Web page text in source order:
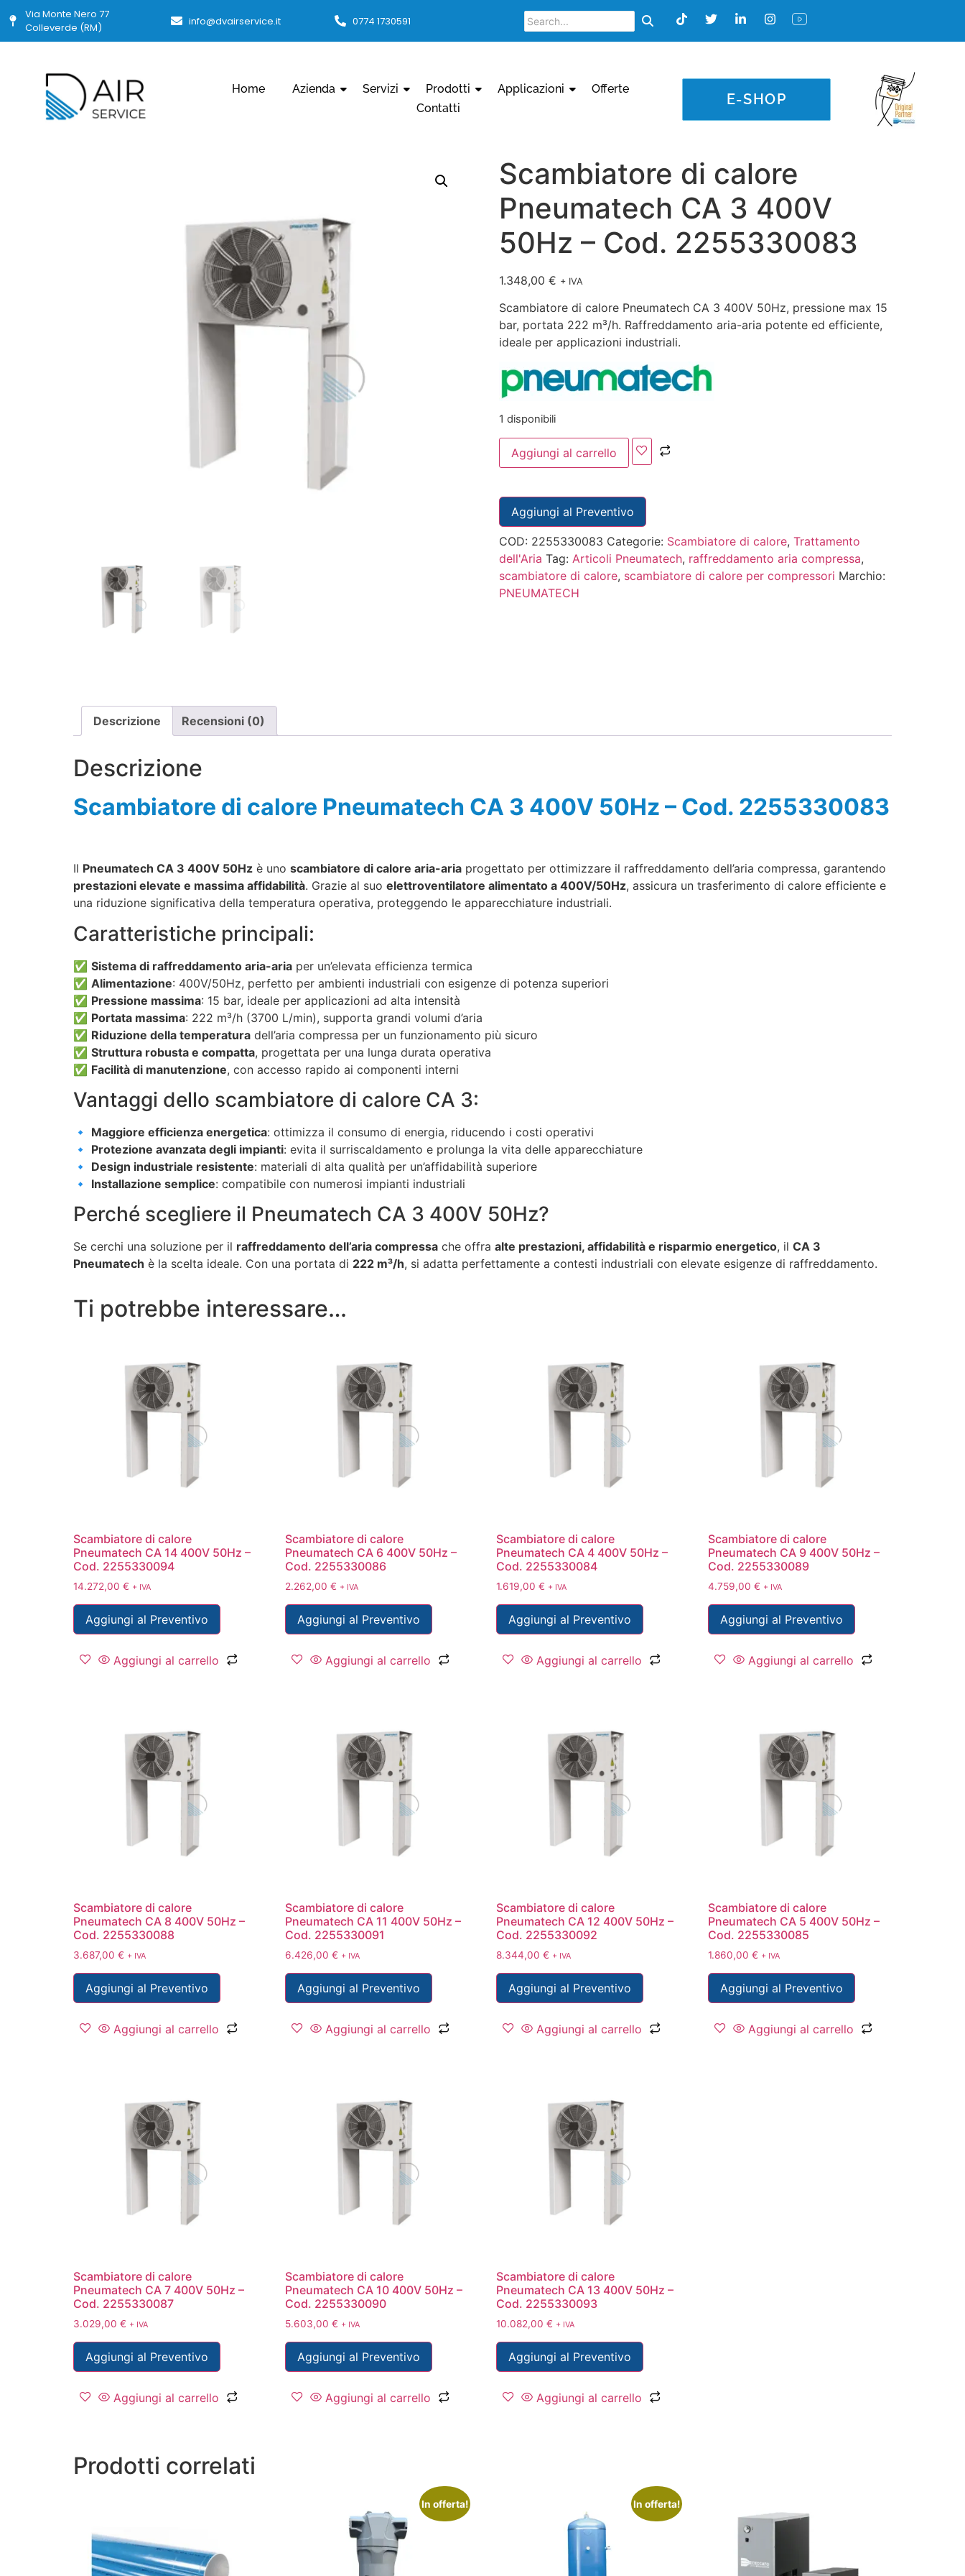
Via Monte Nero 77
Colleverde (RM)
info@dvairservice.it 0774 1730591
Home Azienda Servizi Prodotti Applicazioni
Offerte
Contatti
E-SHOP
Scambiatore di calore
Pneumatech CA 3 400V
50Hz – Cod. 2255330083
1.348,00 € + IVA
Scambiatore di calore Pneumatech CA 3 400V 50Hz, pressione max 15
bar, portata 222 m³/h. Raffreddamento aria-aria potente ed efficiente,
ideale per applicazioni industriali.
1 disponibili
Aggiungi al carrello
Aggiungi al Preventivo
COD: 2255330083 Categorie: Scambiatore di calore, Trattamento
dell'Aria Tag: Articoli Pneumatech, raffreddamento aria compressa,
scambiatore di calore, scambiatore di calore per compressori Marchio:
PNEUMATECH
Descrizione Recensioni (0)
Descrizione
Scambiatore di calore Pneumatech CA 3 400V 50Hz – Cod. 2255330083
Il Pneumatech CA 3 400V 50Hz è uno scambiatore di calore aria-aria progettato per ottimizzare il raffreddamento dell’aria compressa, garantendo
prestazioni elevate e massima affidabilità. Grazie al suo elettroventilatore alimentato a 400V/50Hz, assicura un trasferimento di calore efficiente e
una riduzione significativa della temperatura operativa, proteggendo le apparecchiature industriali.
Caratteristiche principali:
✅ Sistema di raffreddamento aria-aria per un’elevata efficienza termica
✅ Alimentazione: 400V/50Hz, perfetto per ambienti industriali con esigenze di potenza superiori
✅ Pressione massima: 15 bar, ideale per applicazioni ad alta intensità
✅ Portata massima: 222 m³/h (3700 L/min), supporta grandi volumi d’aria
✅ Riduzione della temperatura dell’aria compressa per un funzionamento più sicuro
✅ Struttura robusta e compatta, progettata per una lunga durata operativa
✅ Facilità di manutenzione, con accesso rapido ai componenti interni
Vantaggi dello scambiatore di calore CA 3:
🔹 Maggiore efficienza energetica: ottimizza il consumo di energia, riducendo i costi operativi
🔹 Protezione avanzata degli impianti: evita il surriscaldamento e prolunga la vita delle apparecchiature
🔹 Design industriale resistente: materiali di alta qualità per un’affidabilità superiore
🔹 Installazione semplice: compatibile con numerosi impianti industriali
Perché scegliere il Pneumatech CA 3 400V 50Hz?
Se cerchi una soluzione per il raffreddamento dell’aria compressa che offra alte prestazioni, affidabilità e risparmio energetico, il CA 3
Pneumatech è la scelta ideale. Con una portata di 222 m³/h, si adatta perfettamente a contesti industriali con elevate esigenze di raffreddamento.
Ti potrebbe interessare…
Scambiatore di calore
Pneumatech CA 14 400V 50Hz –
Cod. 2255330094
14.272,00 € + IVA
Aggiungi al Preventivo
Aggiungi al carrello
Scambiatore di calore
Pneumatech CA 6 400V 50Hz –
Cod. 2255330086
2.262,00 € + IVA
Aggiungi al Preventivo
Aggiungi al carrello
Scambiatore di calore
Pneumatech CA 4 400V 50Hz –
Cod. 2255330084
1.619,00€ + IVA
Aggiungi al Preventivo
Aggiungi al carrello
Scambiatore di calore
Pneumatech CA 9 400V 50Hz –
Cod. 2255330089
4.759,00€ + IVA
Aggiungi al Preventivo
Aggiungi al carrello
Scambiatore di calore
Pneumatech CA 8 400V 50Hz –
Cod. 2255330088
3.687,00 € + IVA
Aggiungi al Preventivo
Aggiungi al carrello
Scambiatore di calore
Pneumatech CA 11 400V 50Hz –
Cod. 2255330091
6.426,00 € + IVA
Aggiungi al Preventivo
Aggiungi al carrello
Scambiatore di calore
Pneumatech CA 12 400V 50Hz –
Cod. 2255330092
8.344,00€ + IVA
Aggiungi al Preventivo
Aggiungi al carrello
Scambiatore di calore
Pneumatech CA 5 400V 50Hz –
Cod. 2255330085
1.860,00€ + IVA
Aggiungi al Preventivo
Aggiungi al carrello
Scambiatore di calore
Pneumatech CA 7 400V 50Hz –
Cod. 2255330087
3.029,00 € + IVA
Aggiungi al Preventivo
Aggiungi al carrello
Scambiatore di calore
Pneumatech CA 10 400V 50Hz –
Cod. 2255330090
5.603,00 € + IVA
Aggiungi al Preventivo
Aggiungi al carrello
Scambiatore di calore
Pneumatech CA 13 400V 50Hz –
Cod. 2255330093
10.082,00€ + IVA
Aggiungi al Preventivo
Aggiungi al carrello
Prodotti correlati
In offerta! In offerta!